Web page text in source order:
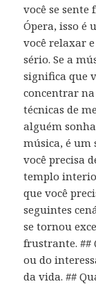
você se
Ópera, isso é
você relaxar
sério. Se a
significa que
concentrar
técnicas de
alguém
música, é um
você precisa
templo
que você
seguintes
se tornou
frustrante. ##
ou do
da vida. ##